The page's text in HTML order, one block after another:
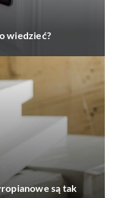
wiedzieć?
są tak